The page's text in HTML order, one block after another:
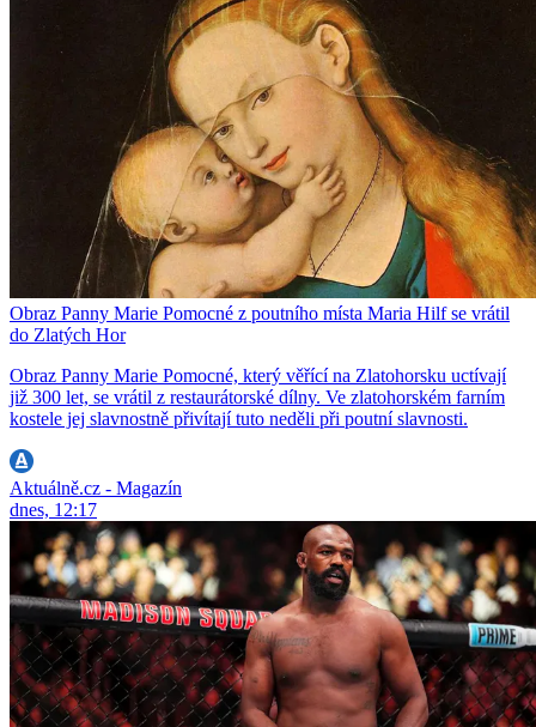
Obraz Panny Marie Pomocné z poutního místa Maria Hilf se vrátil
do Zlatých Hor
Obraz Panny Marie Pomocné, který věřící na Zlatohorsku uctívají
již 300 let, se vrátil z restaurátorské dílny. Ve zlatohorském farním
kostele jej slavnostně přivítají tuto neděli při poutní slavnosti.
Aktuálně.cz - Magazín
dnes, 12:17